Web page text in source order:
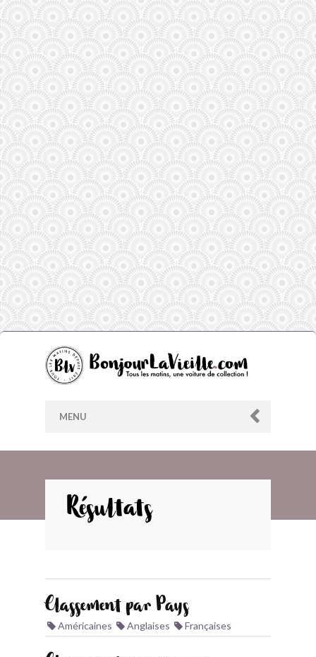
MENU
LE BLOG
Résultats
Classement par Pays
Américaines Anglaises Françaises